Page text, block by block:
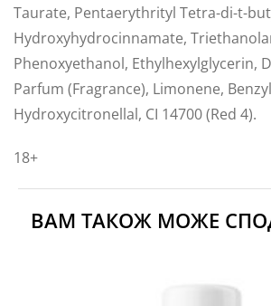
Taurate, Pentaerythrityl Tetra-di-t-
Hydroxyhydrocinnamate,
Phenoxyethanol, Ethylhexylglycerin,
Parfum (Fragrance), Limonene,
Hydroxycitronellal, CI 14700 (Red 4).
18+
ВАМ ТАКОЖ МОЖЕ